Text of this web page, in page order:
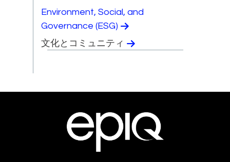
Environment, Social, and
Governance (ESG)
文化とコミュニティ